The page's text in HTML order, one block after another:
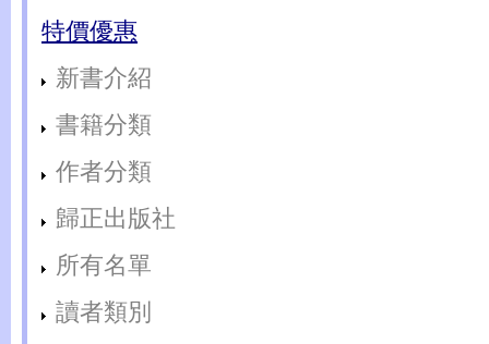
特價優惠
新書介紹
書籍分類
作者分類
歸正出版社
所有名單
讀者類別